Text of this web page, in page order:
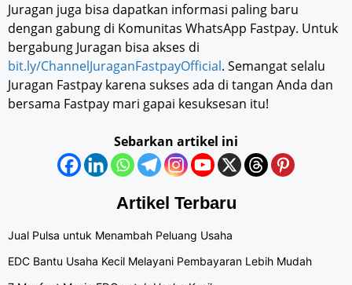
Juragan juga bisa dapatkan informasi paling baru
dengan gabung di Komunitas WhatsApp Fastpay. Untuk
bergabung Juragan bisa akses di
bit.ly/ChannelJuraganFastpayOfficial. Semangat selalu
Juragan Fastpay karena sukses ada di tangan Anda dan
bersama Fastpay mari gapai kesuksesan itu!
Sebarkan artikel ini
Artikel Terbaru
Jual Pulsa untuk Menambah Peluang Usaha
EDC Bantu Usaha Kecil Melayani Pembayaran Lebih Mudah